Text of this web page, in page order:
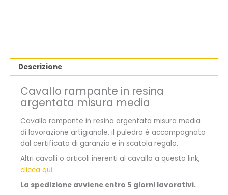
Descrizione
Cavallo rampante in resina
argentata misura media
Cavallo rampante in resina argentata misura media
di lavorazione artigianale, il puledro è accompagnato
dal certificato di garanzia e in scatola regalo.
Altri cavalli o articoli inerenti al cavallo a questo link,
clicca qui.
La spedizione avviene entro 5 giorni lavorativi.